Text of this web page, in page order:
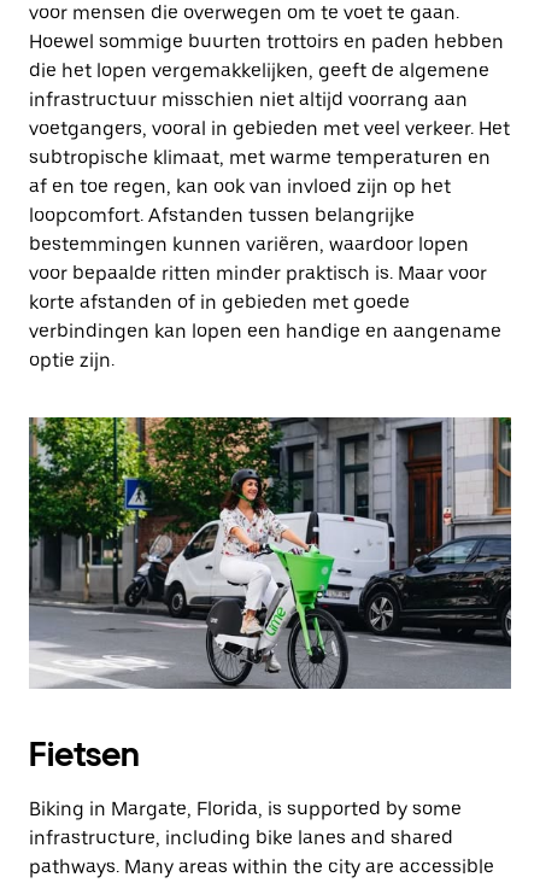
voor mensen die overwegen om te voet te gaan.
Hoewel sommige buurten trottoirs en paden hebben
die het lopen vergemakkelijken, geeft de algemene
infrastructuur misschien niet altijd voorrang aan
voetgangers, vooral in gebieden met veel verkeer. Het
subtropische klimaat, met warme temperaturen en
af en toe regen, kan ook van invloed zijn op het
loopcomfort. Afstanden tussen belangrijke
bestemmingen kunnen variëren, waardoor lopen
voor bepaalde ritten minder praktisch is. Maar voor
korte afstanden of in gebieden met goede
verbindingen kan lopen een handige en aangename
optie zijn.
Fietsen
Biking in Margate, Florida, is supported by some
infrastructure, including bike lanes and shared
pathways. Many areas within the city are accessible